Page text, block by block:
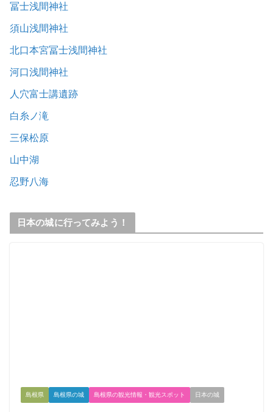
冨士浅間神社
須山浅間神社
北口本宮冨士浅間神社
河口浅間神社
人穴富士講遺跡
白糸ノ滝
三保松原
山中湖
忍野八海
日本の城に行ってみよう！
島根県 島根県の城 島根県の観光情報・観光スポット 日本の城